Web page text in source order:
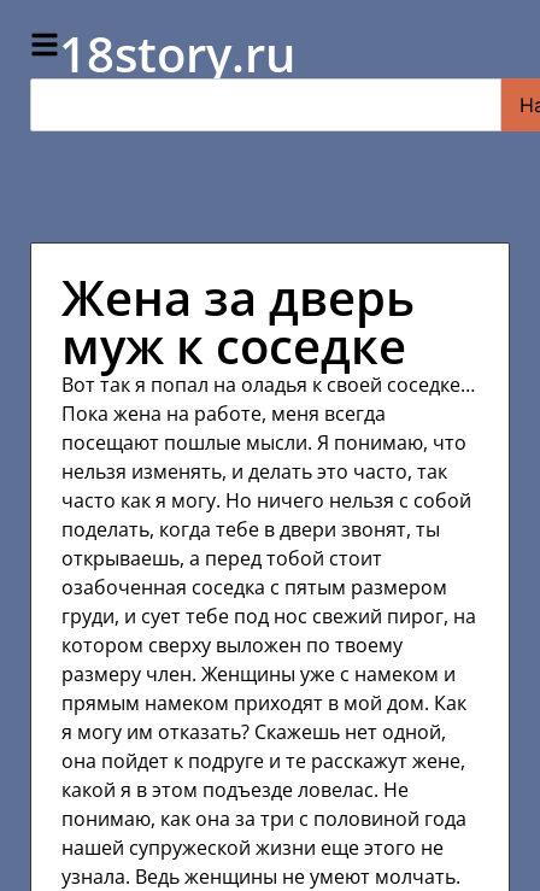
18story.ru
Жена за дверь
муж к соседке
Вот так я попал на оладья к своей соседке…
Пока жена на работе, меня всегда
посещают пошлые мысли. Я понимаю, что
нельзя изменять, и делать это часто, так
часто как я могу. Но ничего нельзя с собой
поделать, когда тебе в двери звонят, ты
открываешь, а перед тобой стоит
озабоченная соседка с пятым размером
груди, и сует тебе под нос свежий пирог, на
котором сверху выложен по твоему
размеру член. Женщины уже с намеком и
прямым намеком приходят в мой дом. Как
я могу им отказать? Скажешь нет одной,
она пойдет к подруге и те расскажут жене,
какой я в этом подъезде ловелас. Не
понимаю, как она за три с половиной года
нашей супружеской жизни еще этого не
узнала. Ведь женщины не умеют молчать.